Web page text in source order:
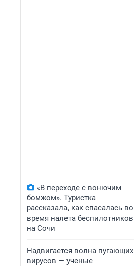
«В переходе с вонючим
бомжом». Туристка
рассказала, как спасалась во
время налета беспилотников
на Сочи
Надвигается волна пугающих
вирусов — ученые